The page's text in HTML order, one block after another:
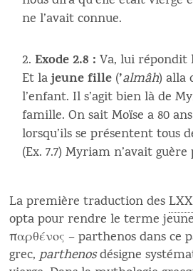
ne l’avait connue.
Exode 2.8 : Va, lui répondit
Et lajeune fille (’almâh) alla
l’enfant. Il s’agit bien là de
famille. On sait Moïse a 80
lorsqu’ils se présentent tous
(Ex. 7.7) Myriam n’avait guère
La première traduction desLXX
opta pour rendre le terme
παρθένος – parthenos dans ce
grec,parthenosdésigne